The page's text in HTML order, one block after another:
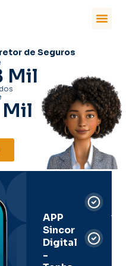
de Seguros
Mil
Mil
APP
Sincor
Digital
-